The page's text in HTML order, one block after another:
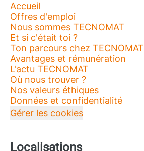
Accueil
Offres d'emploi
Nous sommes TECNOMAT
Et si c'était toi ?
Ton parcours chez TECNOMAT
Avantages et rémunération
L'actu TECNOMAT
Où nous trouver ?
Nos valeurs éthiques
Données et confidentialité
Gérer les cookies
Localisations